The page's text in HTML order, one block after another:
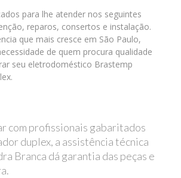
para lhe atender nos seguintes
reparos, consertos e instalação.
que mais cresce em São Paulo,
de quem procura qualidade
seu eletrodoméstico Brastemp
com profissionais gabaritados
duplex, a assistência técnica
Branca dá garantia das peças e